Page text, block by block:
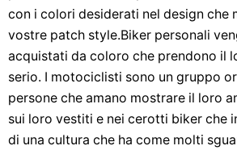
con i colori desiderati nel design che
vostre patch style.Biker personali
acquistati da coloro che prendono il
serio. I motociclisti sono un gruppo
persone che amano mostrare il loro
sui loro vestiti e nei cerotti biker che
di una cultura che ha come molti